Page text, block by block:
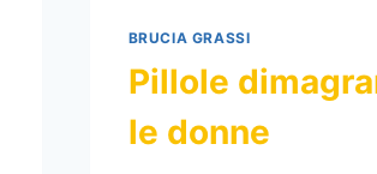
BRUCIA GRASSI
Pillole
le donne